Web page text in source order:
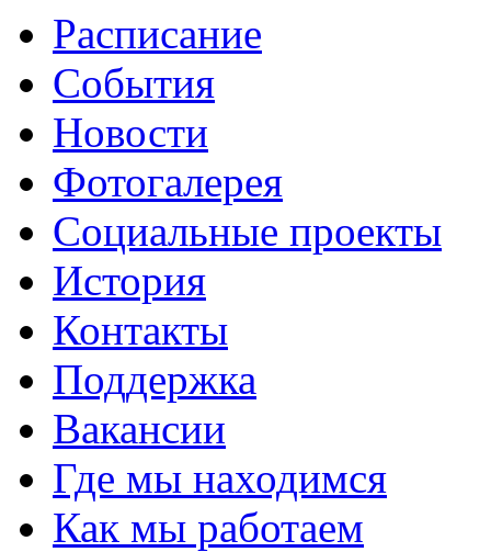
Расписание
События
Новости
Фотогалерея
Социальные проекты
История
Контакты
Поддержка
Вакансии
Где мы находимся
Как мы работаем